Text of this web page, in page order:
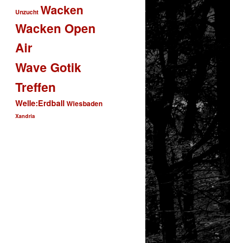
Unzucht Wacken
Wacken Open
Air
Wave Gotik
Treffen
Welle:Erdball Wiesbaden
Xandria